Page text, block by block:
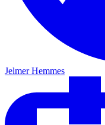
Jelmer Hemmes